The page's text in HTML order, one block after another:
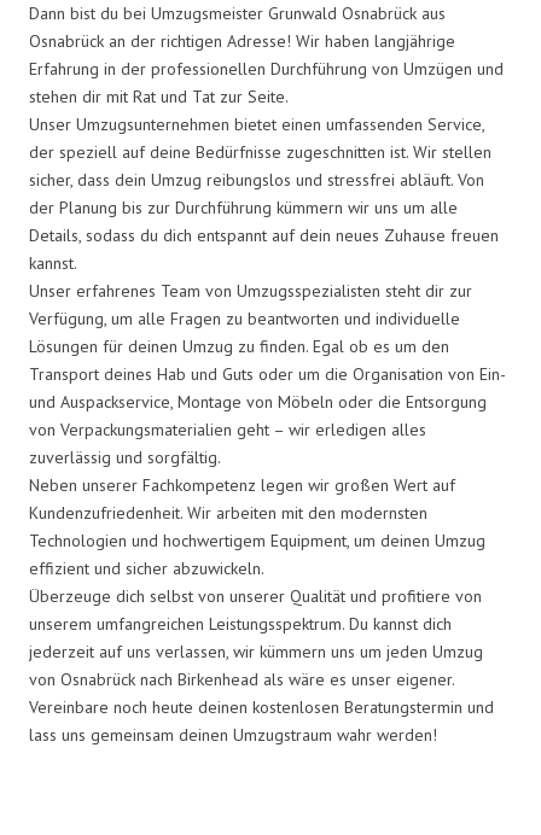
Dann bist du bei Umzugsmeister Grunwald Osnabrück aus
Osnabrück an der richtigen Adresse! Wir haben langjährige
Erfahrung in der professionellen Durchführung von Umzügen und
stehen dir mit Rat und Tat zur Seite.
Unser Umzugsunternehmen bietet einen umfassenden Service,
der speziell auf deine Bedürfnisse zugeschnitten ist. Wir stellen
sicher, dass dein Umzug reibungslos und stressfrei abläuft. Von
der Planung bis zur Durchführung kümmern wir uns um alle
Details, sodass du dich entspannt auf dein neues Zuhause freuen
kannst.
Unser erfahrenes Team von Umzugsspezialisten steht dir zur
Verfügung, um alle Fragen zu beantworten und individuelle
Lösungen für deinen Umzug zu finden. Egal ob es um den
Transport deines Hab und Guts oder um die Organisation von Ein-
und Auspackservice, Montage von Möbeln oder die Entsorgung
von Verpackungsmaterialien geht – wir erledigen alles
zuverlässig und sorgfältig.
Neben unserer Fachkompetenz legen wir großen Wert auf
Kundenzufriedenheit. Wir arbeiten mit den modernsten
Technologien und hochwertigem Equipment, um deinen Umzug
effizient und sicher abzuwickeln.
Überzeuge dich selbst von unserer Qualität und profitiere von
unserem umfangreichen Leistungsspektrum. Du kannst dich
jederzeit auf uns verlassen, wir kümmern uns um jeden Umzug
von Osnabrück nach Birkenhead als wäre es unser eigener.
Vereinbare noch heute deinen kostenlosen Beratungstermin und
lass uns gemeinsam deinen Umzugstraum wahr werden!